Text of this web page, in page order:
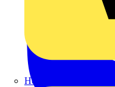
Heinrich Häusler GmbH